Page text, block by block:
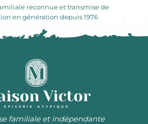
reconnue et transmise de
en génération depuis 1976
ÉPICERIE ATYPIQUE
familiale et indépendante